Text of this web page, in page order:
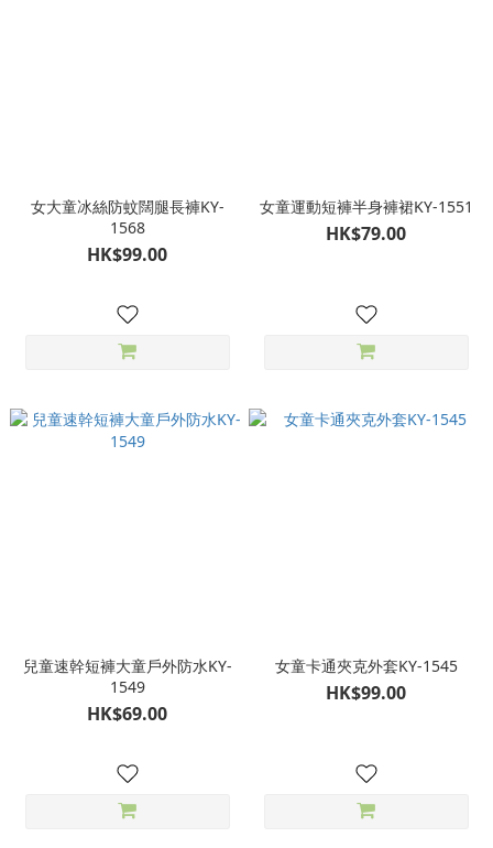
女大童冰絲防蚊闊腿長褲KY-
1568
HK$99.00
女童運動短褲半身褲裙KY-1551
HK$79.00
兒童速幹短褲大童戶外防水KY-
1549
HK$69.00
女童卡通夾克外套KY-1545
HK$99.00